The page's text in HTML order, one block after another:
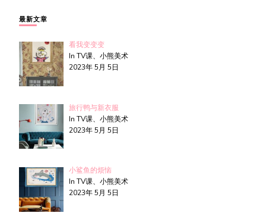
吗?
最新文章
看我变变变
In TV课、小熊美术
2023年 5月 5日
旅行鸭与新衣服
In TV课、小熊美术
2023年 5月 5日
小鲨鱼的烦恼
In TV课、小熊美术
2023年 5月 5日